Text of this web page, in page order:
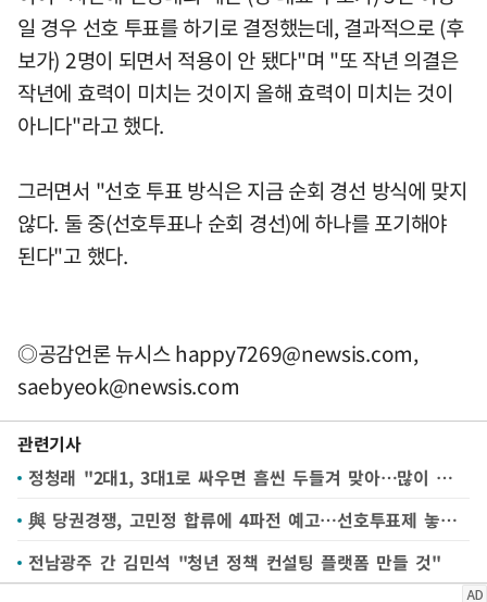
일 경우 선호 투표를 하기로 결정했는데, 결과적으로 (후
보가) 2명이 되면서 적용이 안 됐다"며 "또 작년 의결은
작년에 효력이 미치는 것이지 올해 효력이 미치는 것이
아니다"라고 했다.
그러면서 "선호 투표 방식은 지금 순회 경선 방식에 맞지
않다. 둘 중(선호투표나 순회 경선)에 하나를 포기해야
된다"고 했다.
◎공감언론 뉴시스happy7269@newsis.com,
saebyeok@newsis.com
관련기사
정청래 "2대1, 3대1로 싸우면 흠씬 두들겨 맞아…많이 아프다"
與 당권경쟁, 고민정 합류에 4파전 예고…선호투표제 놓고 신경전도(종합)
전남광주 간 김민석 "청년 정책 컨설팅 플랫폼 만들 것"